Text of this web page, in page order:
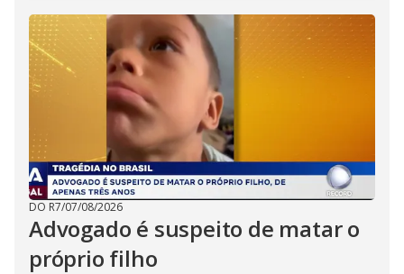
DO R7/07/08/2026
Advogado é suspeito de matar o
próprio filho